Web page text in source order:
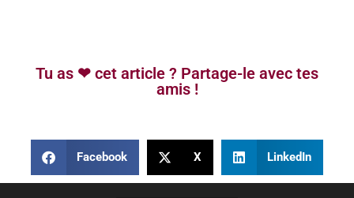
Tu as ❤ cet article ? Partage-le avec tes
amis !
Facebook X LinkedIn